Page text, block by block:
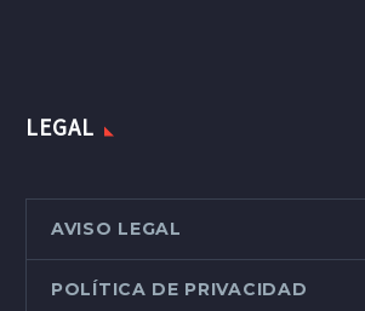
LEGAL
AVISO LEGAL
POLÍTICA DE PRIVACIDAD